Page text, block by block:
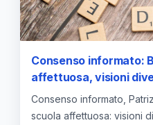
Consenso informato:
affettuosa, visioni
sessuale
Consenso informato,
scuola affettuosa: visioni